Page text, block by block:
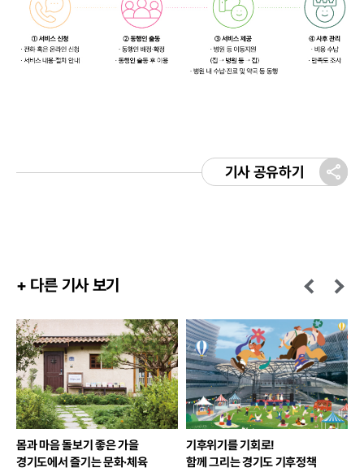
기사 공유하기
+ 다른 기사 보기
몸과 마음 돌보기 좋은 가을
경기도에서 즐기는 문화·체육
기후위기를 기회로!
함께 그리는 경기도 기후정책